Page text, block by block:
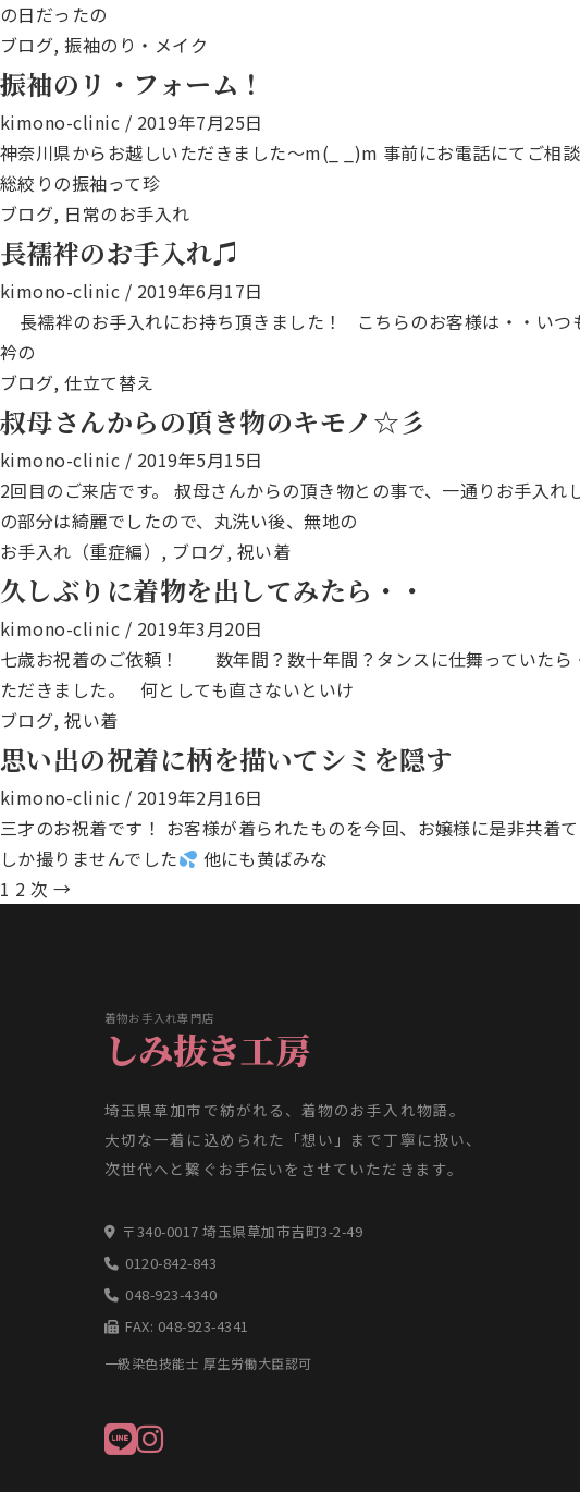
の日だったの
ブログ,振袖のり・メイク
振袖のリ・フォーム！
kimono-clinic / 2019年7月25日
神奈川県からお越しいただきました～m(_ _)m 事前にお電話にてご
総絞りの振袖って珍
ブログ, 日常のお手入れ
長襦袢のお手入れ♫
kimono-clinic / 2019年6月17日
長襦袢のお手入れにお持ち頂きました！ こちらのお客様は・・い
衿の
ブログ,仕立て替え
叔母さんからの頂き物のキモノ☆彡
kimono-clinic / 2019年5月15日
2回目のご来店です。 叔母さんからの頂き物との事で、一通りお手入
の部分は綺麗でしたので、丸洗い後、無地の
お手入れ（重症編） , ブログ, 祝い着
久しぶりに着物を出してみたら・・
kimono-clinic / 2019年3月20日
七歳お祝着のご依頼！ 数年間？数十年間？タンスに仕舞っていたら
ただきました。 何としても直さないといけ
ブログ,祝い着
思い出の祝着に柄を描いてシミを隠す
kimono-clinic / 2019年2月16日
三才のお祝着です！ お客様が着られたものを今回、お嬢様に是非共
しか撮りませんでした
他にも黄ばみな
1 2 次 →
着物お手入れ専門店
しみ抜き工房
埼玉県草加市で紡がれる、着物のお手入れ物語。
大切な一着に込められた「想い」まで丁寧に扱い、
次世代へと繋ぐお手伝いをさせていただきます。
〒340-0017 埼玉県草加市吉町3-2-49
0120-842-843
048-923-4340
FAX: 048-923-4341
一級染色技能士 厚生労働大臣認可